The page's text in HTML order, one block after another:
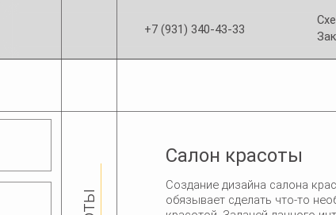
+7 (931) 340-43-33
Салон красоты
Создание дизайна салона
обязывает сделать что-то